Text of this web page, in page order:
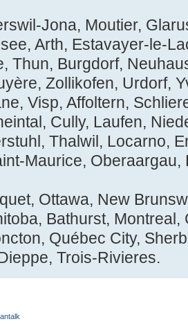
Jona, Moutier,
Arth, Estavayer-le-
Thun, Burgdorf,
Zollikofen, Urdorf,
Visp, Affoltern,
Cully, Laufen,
Thalwil, Locarno,
Maurice, Oberaargau,
Ottawa, New
Bathurst, Montreal,
Québec City,
Trois-Rivieres.